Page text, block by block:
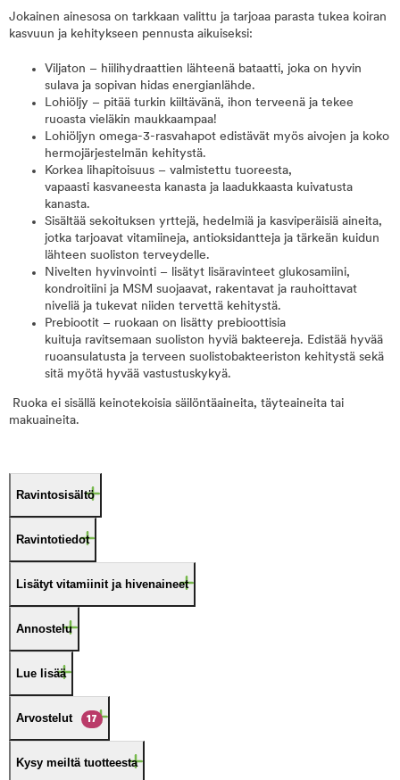
Jokainen ainesosa on tarkkaan valittu ja tarjoaa parasta tukea koiran
kasvuun ja kehitykseen pennusta aikuiseksi:
Viljaton – hiilihydraattien lähteenä bataatti, joka on hyvin
sulava ja sopivan hidas energianlähde.
Lohiöljy – pitää turkin kiiltävänä, ihon terveenä ja tekee
ruoasta vieläkin maukkaampaa!
Lohiöljyn omega-3-rasvahapot edistävät myös aivojen ja koko
hermojärjestelmän kehitystä.
Korkea lihapitoisuus – valmistettu tuoreesta,
vapaasti kasvaneesta kanasta ja laadukkaasta kuivatusta
kanasta.
Sisältää sekoituksen yrttejä, hedelmiä ja kasviperäisiä aineita,
jotka tarjoavat vitamiineja, antioksidantteja ja tärkeän kuidun
lähteen suoliston terveydelle.
Nivelten hyvinvointi – lisätyt lisäravinteet glukosamiini,
kondroitiini ja MSM suojaavat, rakentavat ja rauhoittavat
niveliä ja tukevat niiden tervettä kehitystä.
Prebiootit – ruokaan on lisätty prebioottisia
kuituja ravitsemaan suoliston hyviä bakteereja. Edistää hyvää
ruoansulatusta ja terveen suolistobakteeriston kehitystä sekä
sitä myötä hyvää vastustuskykyä.
Ruoka ei sisällä keinotekoisia säilöntäaineita, täyteaineita tai
makuaineita.
Ravintosisältö
Ravintotiedot
Lisätyt vitamiinit ja hivenaineet
Annostelu
Lue lisää
Arvostelut 17
Kysy meiltä tuotteesta